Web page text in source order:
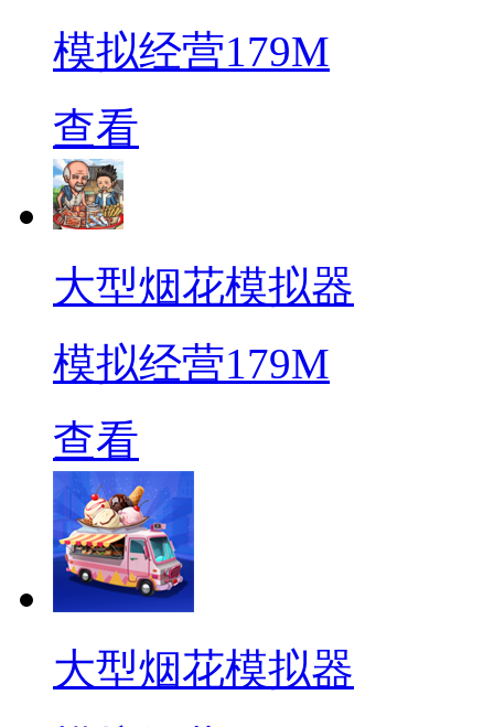
模拟经营179M
查看
大型烟花模拟器
模拟经营179M
查看
大型烟花模拟器